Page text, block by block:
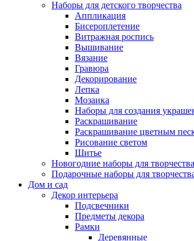
Наборы для детского творчества
Аппликация
Бисероплетение
Витражная роспись
Вышивание
Вязание
Гравюра
Декорирование
Лепка
Мозаика
Наборы для создания
Раскрашивание
Раскрашивание цветным
Рисование светом
Шитье
Новогодние наборы для творчества
Подарочные наборы для
Дом и сад
Декор интерьера
Подсвечники
Предметы декора
Рамки
Деревянные